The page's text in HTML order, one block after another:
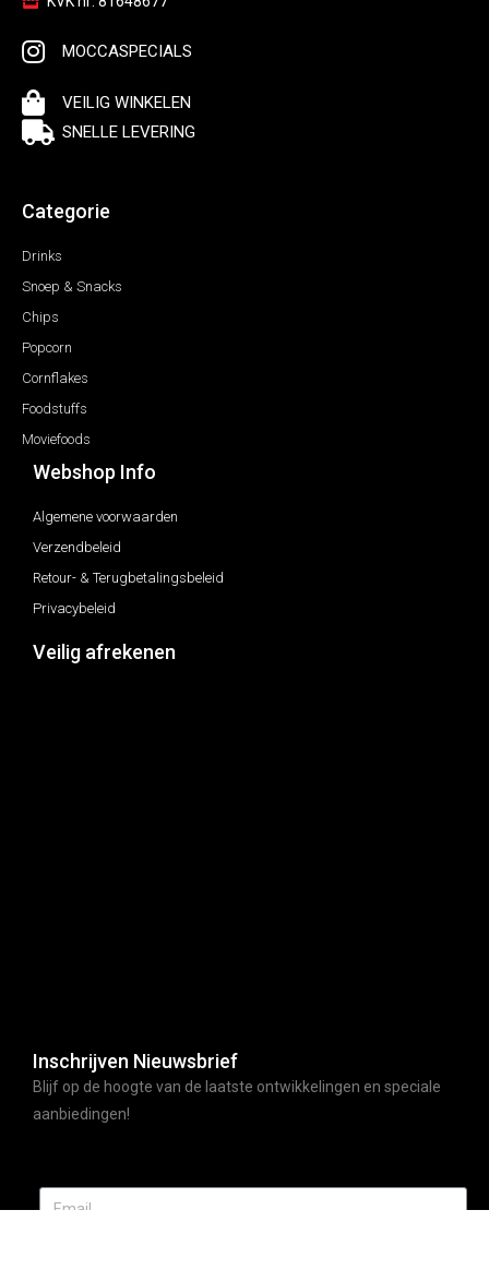
MOCCASPECIALS
VEILIG WINKELEN
SNELLE LEVERING
Categorie
Drinks
Snoep & Snacks
Chips
Popcorn
Cornflakes
Foodstuffs
Moviefoods
Webshop Info
Algemene voorwaarden
Verzendbeleid
Retour- & Terugbetalingsbeleid
Privacybeleid
Veilig afrekenen
Inschrijven Nieuwsbrief
Blijf op de hoogte van de laatste ontwikkelingen en speciale
aanbiedingen!